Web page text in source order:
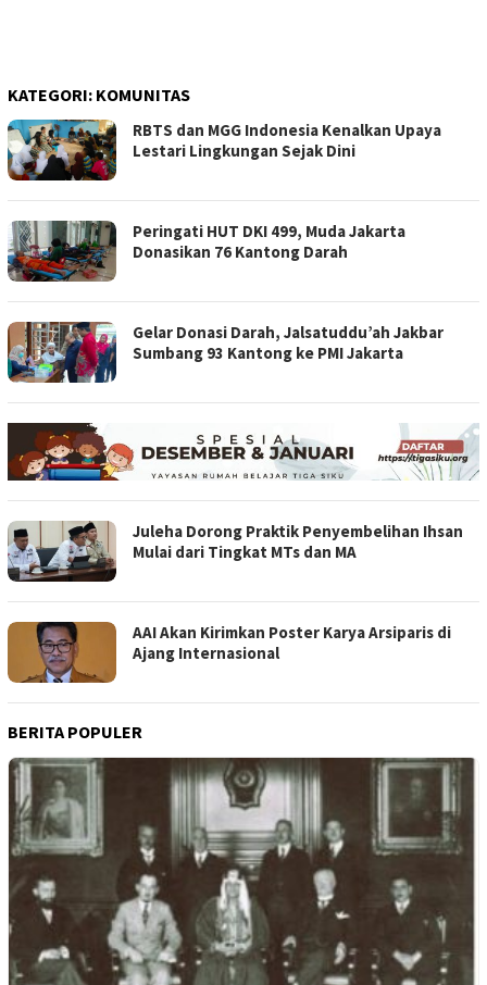
KATEGORI: KOMUNITAS
RBTS dan MGG Indonesia Kenalkan Upaya
Lestari Lingkungan Sejak Dini
Peringati HUT DKI 499, Muda Jakarta
Donasikan 76 Kantong Darah
Gelar Donasi Darah, Jalsatuddu’ah Jakbar
Sumbang 93 Kantong ke PMI Jakarta
Juleha Dorong Praktik Penyembelihan Ihsan
Mulai dari Tingkat MTs dan MA
AAI Akan Kirimkan Poster Karya Arsiparis di
Ajang Internasional
BERITA POPULER